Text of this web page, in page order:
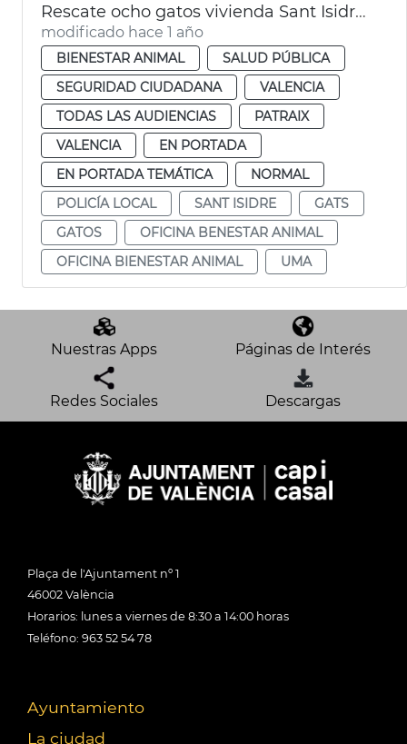
Rescate ocho gatos vivienda Sant Isidre València
modificado hace 1 año
BIENESTAR ANIMAL
SALUD PÚBLICA
SEGURIDAD CIUDADANA
VALENCIA
TODAS LAS AUDIENCIAS
PATRAIX
VALENCIA
EN PORTADA
EN PORTADA TEMÁTICA
NORMAL
POLICÍA LOCAL
SANT ISIDRE
GATS
GATOS
OFICINA BENESTAR ANIMAL
OFICINA BIENESTAR ANIMAL
UMA
Nuestras Apps Páginas de Interés
Redes Sociales Descargas
Plaça de l'Ajuntament nº 1
46002 València
Horarios: lunes a viernes de 8:30 a 14:00 horas
Teléfono: 963 52 54 78
Ayuntamiento
La ciudad